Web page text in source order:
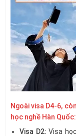
Ngoài visa D4-6,
học nghề Hàn Quốc:
Visa D2:Visa